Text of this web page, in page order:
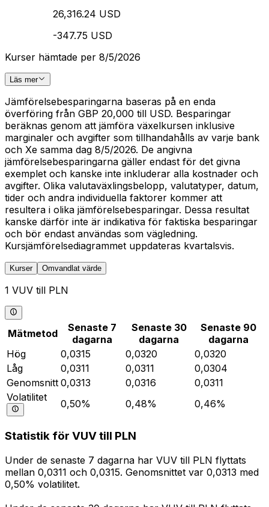
26,316.24 USD
-347.75 USD
Kurser hämtade per 8/5/2026
Läs mer
Jämförelsebesparingarna baseras på en enda
överföring från GBP 20,000 till USD. Besparingar
beräknas genom att jämföra växelkursen inklusive
marginaler och avgifter som tillhandahålls av varje bank
och Xe samma dag 8/5/2026. De angivna
jämförelsebesparingarna gäller endast för det givna
exemplet och kanske inte inkluderar alla kostnader och
avgifter. Olika valutaväxlingsbelopp, valutatyper, datum,
tider och andra individuella faktorer kommer att
resultera i olika jämförelsebesparingar. Dessa resultat
kanske därför inte är indikativa för faktiska besparingar
och bör endast användas som vägledning.
Kursjämförelsediagrammet uppdateras kvartalsvis.
Kurser Omvandlat värde
1 VUV till PLN
Mätmetod
Senaste 7
dagarna
Senaste 30
dagarna
Senaste 90
dagarna
Hög
0,0315 0,0320
0,0320
Låg
0,0311 0,0311
0,0304
Genomsnitt 0,0313 0,0316
0,0311
Volatilitet
0,50% 0,48% 0,46%
Statistik för VUV till PLN
Under de senaste 7 dagarna har VUV till PLN flyttats
mellan 0,0311 och 0,0315. Genomsnittet var 0,0313 med
0,50% volatilitet.